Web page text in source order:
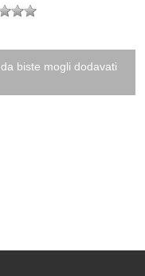
da biste mogli dodavati